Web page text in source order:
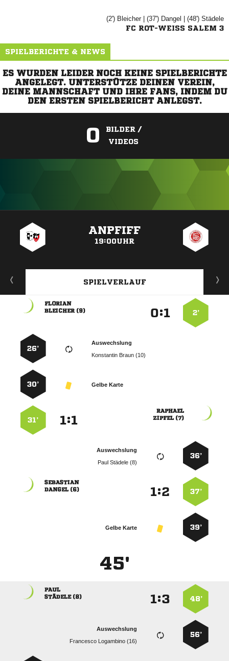
(2') | (37')  | (48') 
FC ROT-WEISS SALEM 3
SPIELBERICHTE & NEWS
ES WURDEN LEIDER NOCH KEINE SPIELBERICHTE
ANGELEGT. UNTERSTÜTZE DEINEN VEREIN,
DEINE MANNSCHAFT UND IHRE FANS, INDEM DU
DEN ERSTEN SPIELBERICHT ANLEGST.
0
BILDER /
VIDEOS
ANPFIFF
19:00UHR
SPIELVERLAUF
2’
:

 
Auswechslung
  
26’
Gelbe Karte
30’

 
:
31’
36’
Auswechslung
  
37’
:

 
39’
Gelbe Karte
45'
48’
:

 
56’
Auswechslung
  